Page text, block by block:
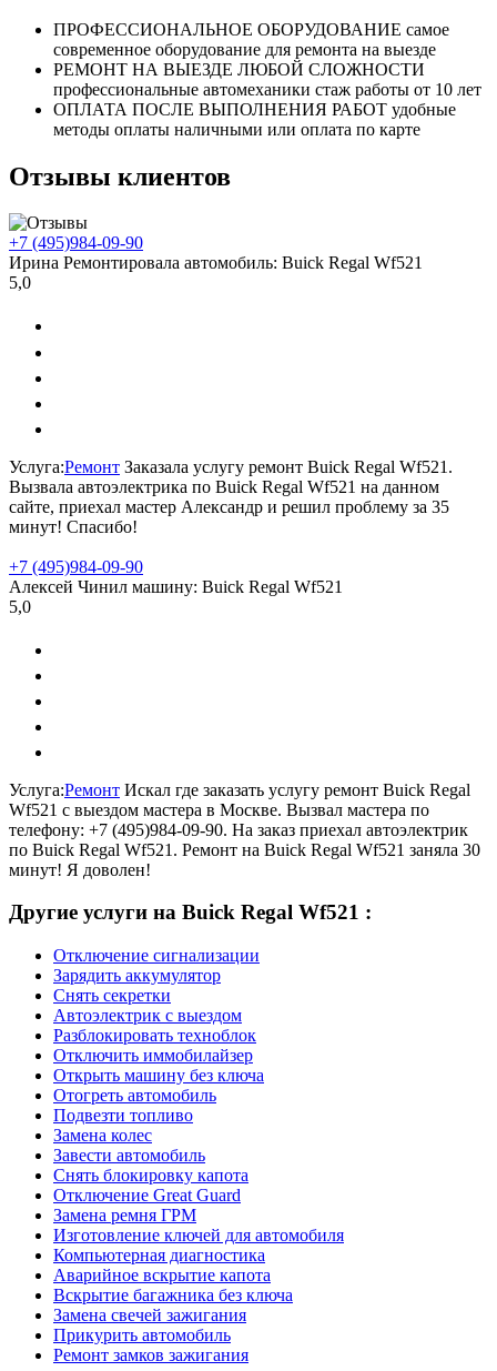
ПРОФЕССИОНАЛЬНОЕ ОБОРУДОВАНИЕ самое
современное оборудование для ремонта на выезде
РЕМОНТ НА ВЫЕЗДЕ ЛЮБОЙ СЛОЖНОСТИ
профессиональные автомеханики стаж работы от 10 лет
ОПЛАТА ПОСЛЕ ВЫПОЛНЕНИЯ РАБОТ удобные
методы оплаты наличными или оплата по карте
Отзывы клиентов
+7 (495)984-09-90
Ирина Ремонтировала автомобиль: Buick Regal Wf521
5,0
Услуга:Ремонт Заказала услугу ремонт Buick Regal Wf521.
Вызвала автоэлектрика по Buick Regal Wf521 на данном
сайте, приехал мастер Александр и решил проблему за 35
минут! Спасибо!
+7 (495)984-09-90
Алексей Чинил машину: Buick Regal Wf521
5,0
Услуга:Ремонт Искал где заказать услугу ремонт Buick Regal
Wf521 с выездом мастера в Москве. Вызвал мастера по
телефону: +7 (495)984-09-90. На заказ приехал автоэлектрик
по Buick Regal Wf521. Ремонт на Buick Regal Wf521 заняла 30
минут! Я доволен!
Другие услуги на Buick Regal Wf521 :
Отключение сигнализации
Зарядить аккумулятор
Снять секретки
Автоэлектрик с выездом
Разблокировать техноблок
Отключить иммобилайзер
Открыть машину без ключа
Отогреть автомобиль
Подвезти топливо
Замена колес
Завести автомобиль
Снять блокировку капота
Отключение Great Guard
Замена ремня ГРМ
Изготовление ключей для автомобиля
Компьютерная диагностика
Аварийное вскрытие капота
Вскрытие багажника без ключа
Замена свечей зажигания
Прикурить автомобиль
Ремонт замков зажигания